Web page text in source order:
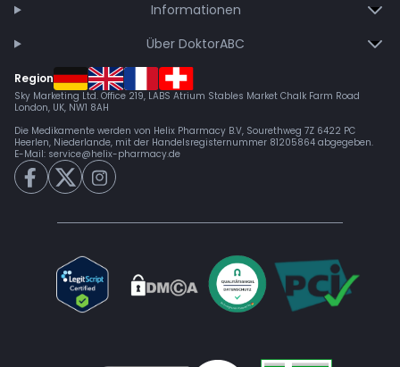
Informationen
Über DoktorABC
Region
Sky Marketing Ltd. Office 219, LABS Atrium Stables Market Chalk Farm Road
London, UK, NW1 8AH
Die Medikamente werden von Helix Pharmacy B.V, Sourethweg 7Z 6422 PC
Heerlen, Niederlande, mit der Handelsregisternummer 81205864 abgegeben.
E-Mail: service@helix-pharmacy.de